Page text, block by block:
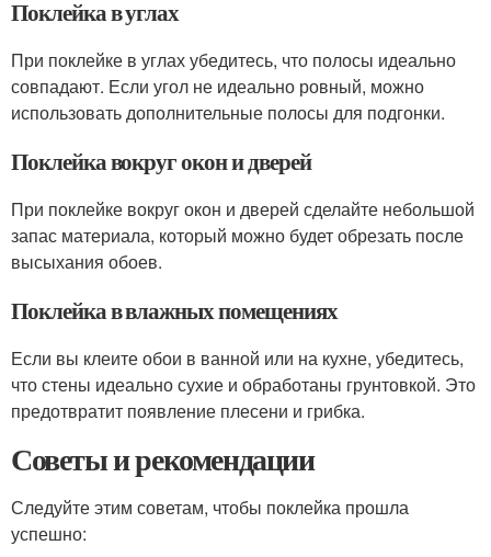
Поклейка в углах
При поклейке в углах убедитесь, что полосы идеально
совпадают. Если угол не идеально ровный, можно
использовать дополнительные полосы для подгонки.
Поклейка вокруг окон и дверей
При поклейке вокруг окон и дверей сделайте небольшой
запас материала, который можно будет обрезать после
высыхания обоев.
Поклейка в влажных помещениях
Если вы клеите обои в ванной или на кухне, убедитесь,
что стены идеально сухие и обработаны грунтовкой. Это
предотвратит появление плесени и грибка.
Советы и рекомендации
Следуйте этим советам, чтобы поклейка прошла
успешно: